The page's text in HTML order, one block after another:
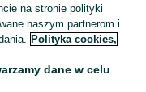
na stronie polityki
naszym partnerom i
Polityka cookies,
dane w celu